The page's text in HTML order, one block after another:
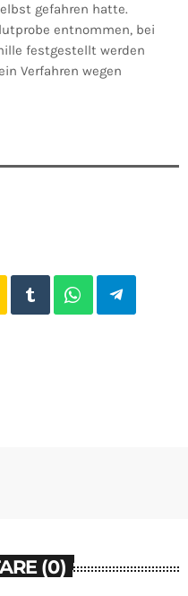
gefahren hatte.
entnommen, bei
festgestellt werden
Verfahren wegen
(0)